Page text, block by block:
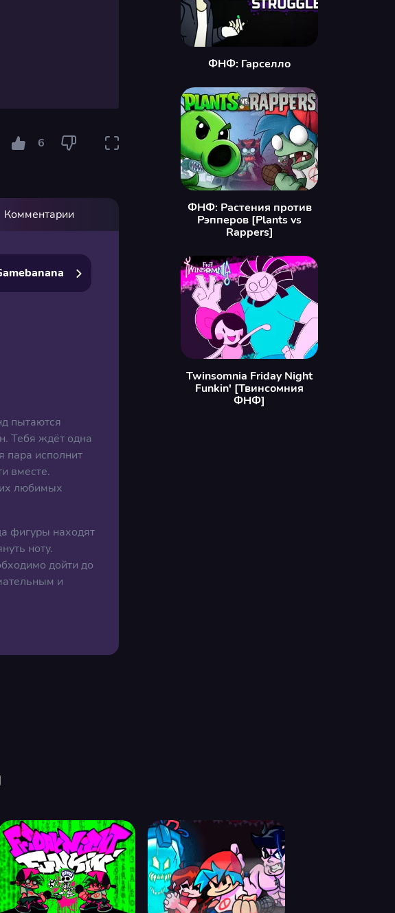
6
Комментарии
пытаются
Тебя ждёт одна
пара исполнит
вместе.
любимых
фигуры находят
ноту.
дойти до
и
ФНФ: Гарселло
ФНФ: Растения против
Рэпперов [Plants vs
Rappers]
Twinsomnia Friday Night
Funkin' [Твинсомния
ФНФ]